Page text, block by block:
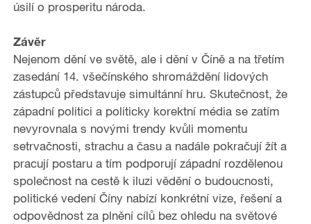
úsilí o prosperitu národa.
Závěr
Nejenom dění ve světě, ale i dění v Číně a na třetím
zasedání 14. všečínského shromáždění lidových
zástupců představuje simultánní hru. Skutečnost, že
západní politici a politicky korektní média se zatím
nevyrovnala s novými trendy kvůli momentu
setrvačnosti, strachu a času a nadále pokračují žít a
pracují postaru a tím podporují západní rozdělenou
společnost na cestě k iluzi vědění o budoucnosti,
politické vedení Číny nabízí konkrétní vize, řešení a
odpovědnost za plnění cílů bez ohledu na světové